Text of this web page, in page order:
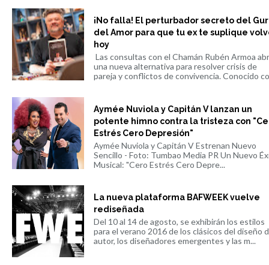
¡No falla! El perturbador secreto del
del Amor para que tu ex te suplique
hoy
Las consultas con el Chamán Rubén Armoa
una nueva alternativa para resolver crisis de
pareja y conflictos de convivencia. Conocido
Aymée Nuviola y Capitán V lanzan un
potente himno contra la tristeza con
Estrés Cero Depresión"
Aymée Nuviola y Capitán V Estrenan Nuevo
Sencillo - Foto: Tumbao Media PR Un Nuevo
Musical: "Cero Estrés Cero Depre...
La nueva plataforma BAFWEEK vuelve
rediseñada
Del 10 al 14 de agosto, se exhibirán los estilos
para el verano 2016 de los clásicos del diseño
autor, los diseñadores emergentes y las m...